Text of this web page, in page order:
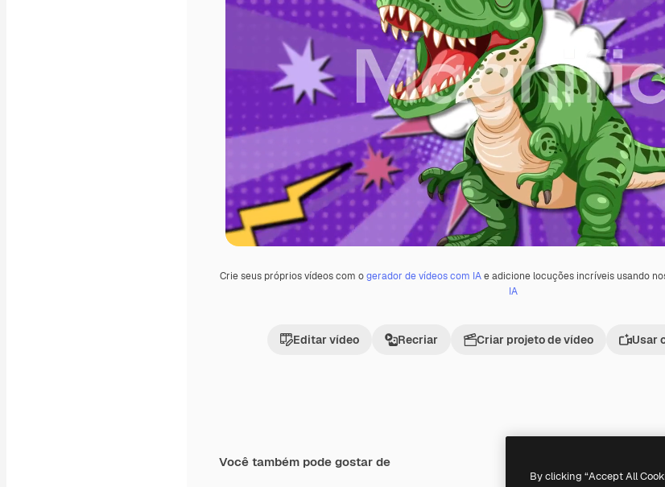
Crie seus próprios vídeos com ogerador de vídeos com IAe adicione locuções incríveis usando
IA
Editar vídeo Recriar Criar projeto de vídeo Usar
Você também pode gostar de
By clicking “Accept All